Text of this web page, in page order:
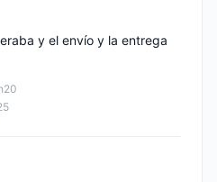
y el envío y la entrega